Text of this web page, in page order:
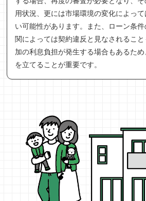
用状況、更には市場環境の変化によっ
い可能性があります。また、ローン条
関によっては契約違反と見なされるこ
加の利息負担が発生する場合もあるた
を立てることが重要です。